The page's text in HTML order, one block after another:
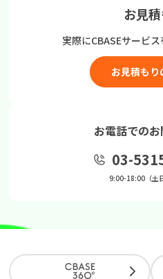
お見
実際にCBASEサービス
お見積もり
お電話での
03-
9:00-18:00（土